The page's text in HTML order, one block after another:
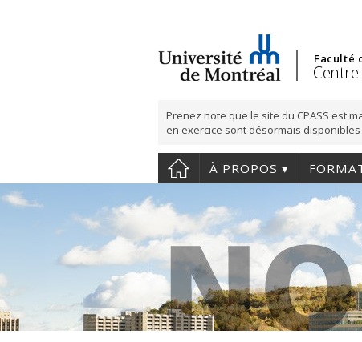
Faculté
Prenez note que le site du CPASS est
en exercice sont désormais
À PROPOS